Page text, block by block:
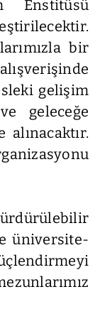
Enstitüsü
bir
gelişim
geleceğe
üniversite-